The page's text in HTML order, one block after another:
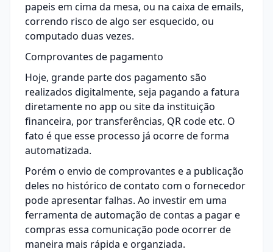
papeis em cima da mesa, ou na caixa de emails,
correndo risco de algo ser esquecido, ou
computado duas vezes.
Comprovantes de pagamento
Hoje, grande parte dos pagamento são
realizados digitalmente, seja pagando a fatura
diretamente no app ou site da instituição
financeira, por transferências, QR code etc. O
fato é que esse processo já ocorre de forma
automatizada.
Porém o envio de comprovantes e a publicação
deles no histórico de contato com o fornecedor
pode apresentar falhas. Ao investir em uma
ferramenta de automação de contas a pagar e
compras essa comunicação pode ocorrer de
maneira mais rápida e organziada.